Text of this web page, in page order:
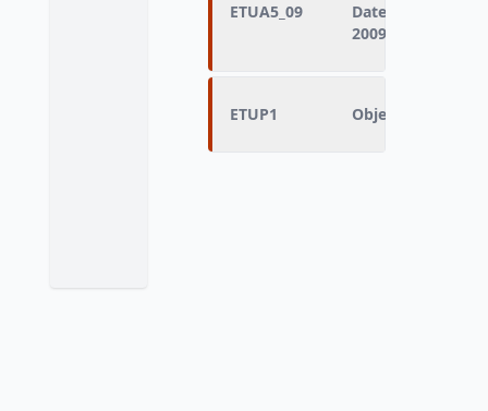
ETUA5_09
Date prévue de
2009)
ETUP1 Objectif de la